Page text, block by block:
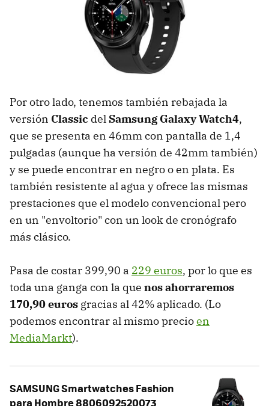
Por otro lado, tenemos también rebajada la
versión Classic del Samsung Galaxy Watch4,
que se presenta en 46mm con pantalla de 1,4
pulgadas (aunque ha versión de 42mm también)
y se puede encontrar en negro o en plata. Es
también resistente al agua y ofrece las mismas
prestaciones que el modelo convencional pero
en un "envoltorio" con un look de cronógrafo
más clásico.
Pasa de costar 399,90 a 229 euros, por lo que es
toda una ganga con la que nos ahorraremos
170,90 euros gracias al 42% aplicado. (Lo
podemos encontrar al mismo precioen
MediaMarkt).
SAMSUNG Smartwatches Fashion
para Hombre 8806092520073